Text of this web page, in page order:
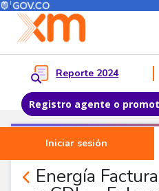
Pasar al contenido principal
Menú del Usuario
Reporte 2024
Registro agente o
Iniciar sesión
Energía
Noticias Agentes